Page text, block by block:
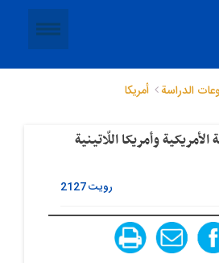
الدراسة أمريكا
الأمریکیة وأمریکا اللّاتینیة
رویت2127